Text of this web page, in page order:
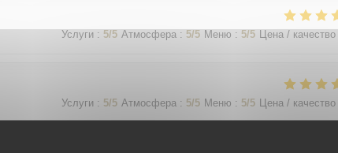
Услуги : 5/5 Атмосфера : 5/5 Меню : 5/5 Цена / качество
Услуги : 5/5 Атмосфера : 5/5 Меню : 5/5 Цена / качество